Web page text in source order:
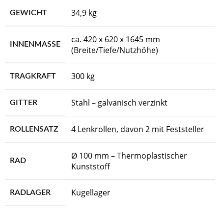
GEWICHT 34,9 kg
INNENMASSE
ca. 420 x 620 x 1645 mm
(Breite/Tiefe/Nutzhöhe)
TRAGKRAFT 300 kg
GITTER Stahl – galvanisch verzinkt
ROLLENSATZ 4 Lenkrollen, davon 2 mit Feststeller
RAD
Ø 100 mm – Thermoplastischer
Kunststoff
RADLAGER Kugellager